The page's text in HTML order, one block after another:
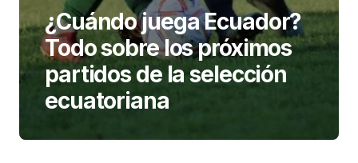
¿Cuándo juega Ecuador?
Todo sobre los próximos
partidos de la selección
ecuatoriana